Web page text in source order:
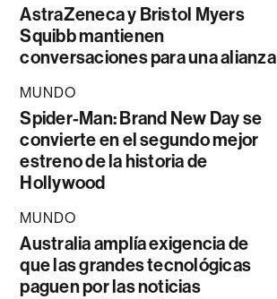
AstraZeneca y Bristol Myers
Squibb mantienen
conversaciones para una alianza
MUNDO
Spider-Man: Brand New Day se
convierte en el segundo mejor
estreno de la historia de
Hollywood
MUNDO
Australia amplía exigencia de
que las grandes tecnológicas
paguen por las noticias